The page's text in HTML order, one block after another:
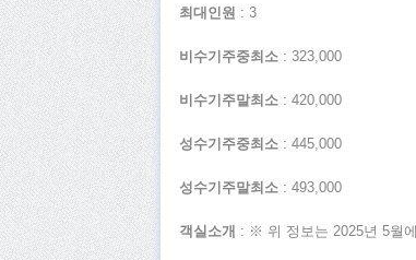
최대인원 : 3
비수기주중최소 : 323,000
비수기주말최소 : 420,000
성수기주중최소 : 445,000
성수기주말최소 : 493,000
객실소개 : ※ 위 정보는 2025년 5월